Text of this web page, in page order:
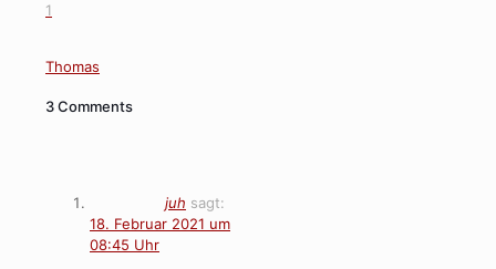
1
Thomas
3 Comments
juh sagt:
18. Februar 2021 um
08:45 Uhr